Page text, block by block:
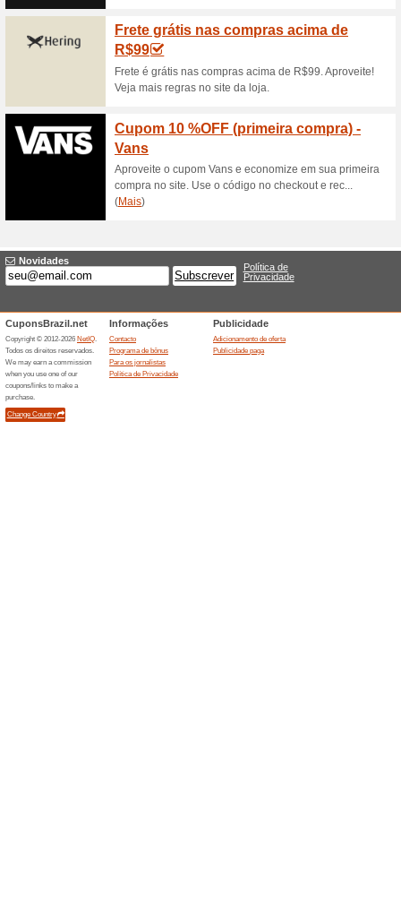
69% funcionou
Newsletter Agua Doce!
Clique no link para conferir
limitado.
Cupom Água Doce:
58% funcionou Códigos
Finalize sua primeira compra